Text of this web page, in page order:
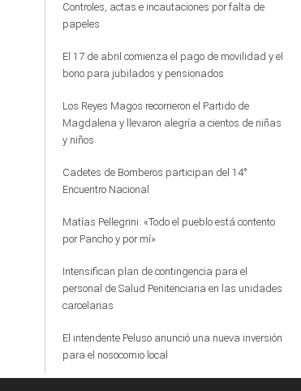
Controles, actas e incautaciones por falta de
papeles
El 17 de abril comienza el pago de movilidad y el
bono para jubilados y pensionados
Los Reyes Magos recorrieron el Partido de
Magdalena y llevaron alegría a cientos de niñas
y niños
Cadetes de Bomberos participan del 14°
Encuentro Nacional
Matías Pellegrini: «Todo el pueblo está contento
por Pancho y por mí»
Intensifican plan de contingencia para el
personal de Salud Penitenciaria en las unidades
carcelarias
El intendente Peluso anunció una nueva inversión
para el nosocomio local